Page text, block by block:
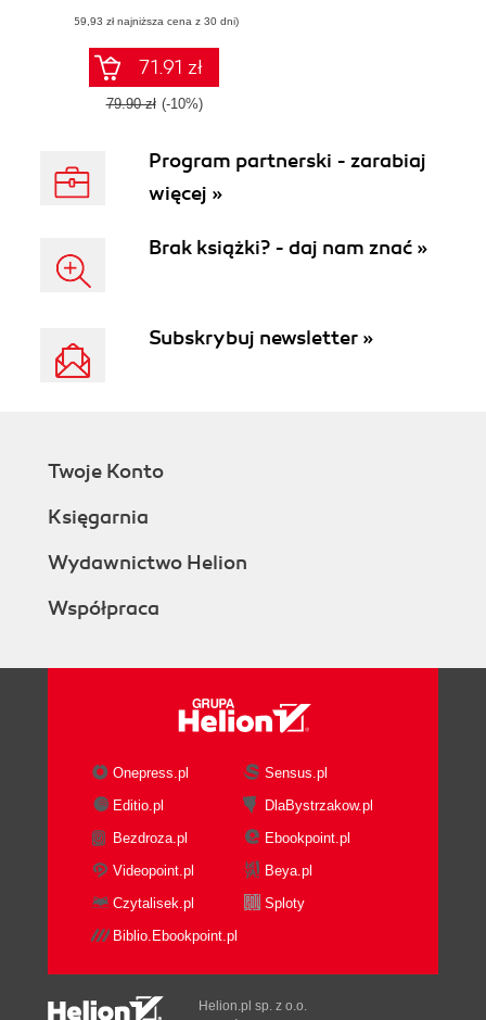
building supervised
and unsupervised
machine learning
workflows
(59,93 zł najniższa cena z 30 dni)
71.91 zł
79.90 zł (-10%)
Program partnerski - zarabiaj
więcej »
Brak książki? - daj nam znać »
Subskrybuj newsletter »
Twoje Konto
Księgarnia
Wydawnictwo Helion
Współpraca
Onepress.pl
Sensus.pl
Editio.pl
DlaBystrzakow.pl
Bezdroza.pl
Ebookpoint.pl
Videopoint.pl
Beya.pl
Czytalisek.pl
Sploty
Biblio.Ebookpoint.pl
Helion.pl sp. z o.o.